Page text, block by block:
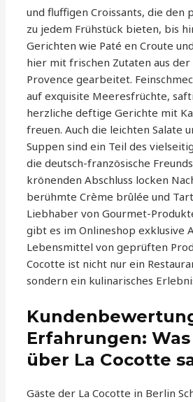
und fluffigen Croissants, die
zu jedem Frühstück bieten, bis
Gerichten wie Paté en Croute
hier mit frischen Zutaten aus
Provence gearbeitet.
auf exquisite Meeresfrüchte,
herzliche deftige Gerichte mit
freuen. Auch die leichten Salate
Suppen sind ein Teil des
die deutsch-französische
krönenden Abschluss locken
berühmte Crème brûlée und
Liebhaber von Gourmet-
gibt es im Onlineshop exklusive
Lebensmittel von geprüften
Cocotte ist nicht nur ein
sondern ein kulinarisches
Erfahrungen:
über La Cocotte
Gäste der La Cocotte in Berlin